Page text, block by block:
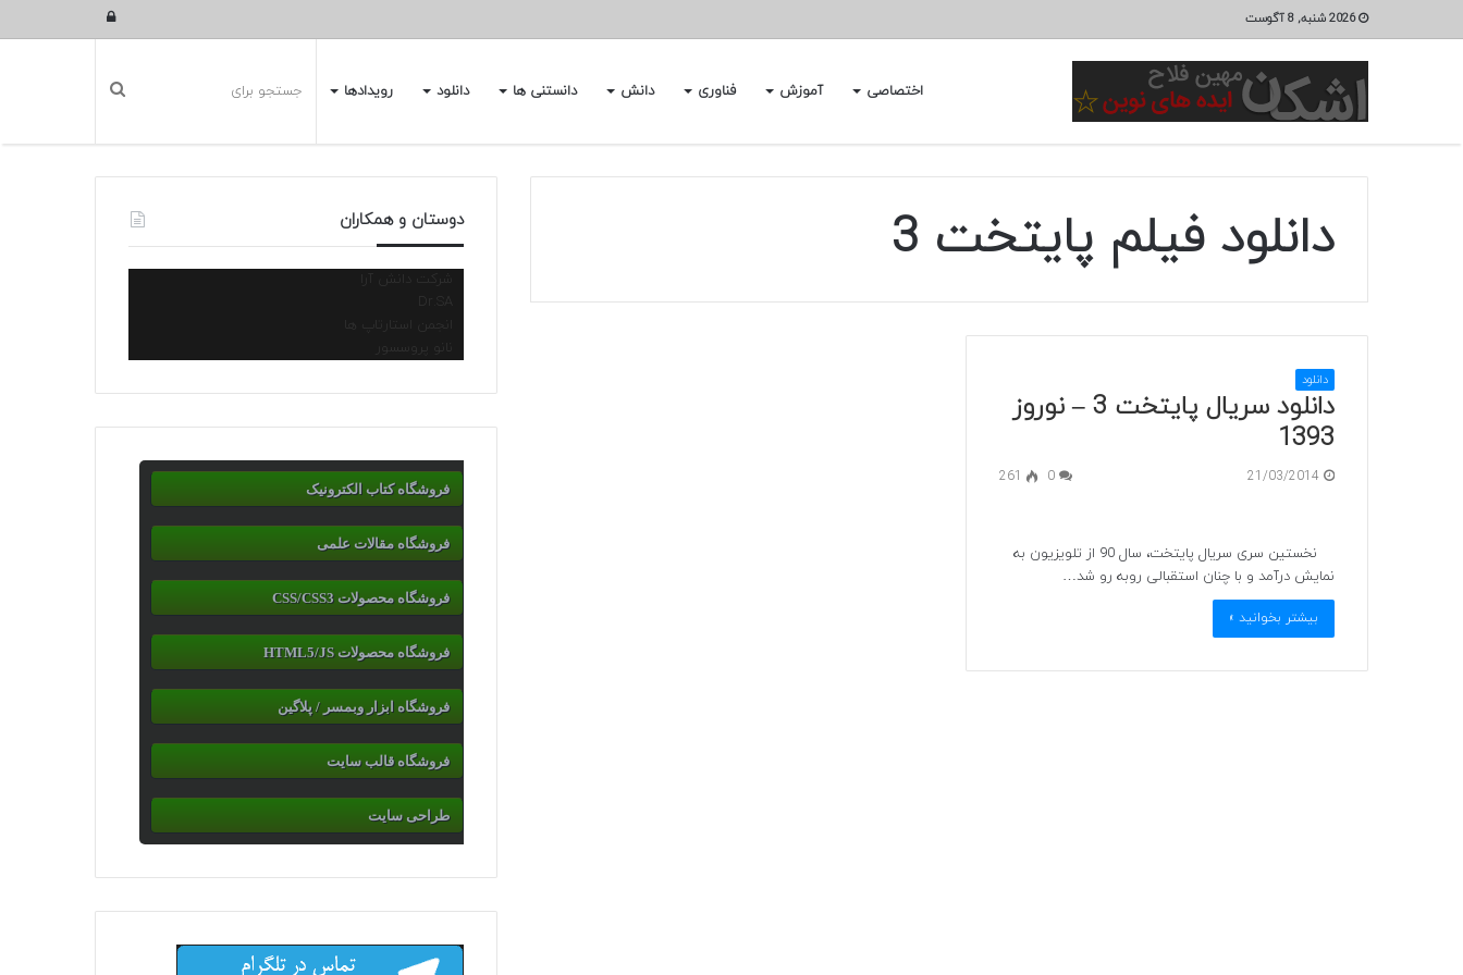
2026 شنبه, 8 آگوست ورود
اختصاصی آموزش فناوری دانش دانستنی ها دانلود رویدادها
دانلود فیلم پایتخت 3
دانلود
دانلود سریال پایتخت 3 – نوروز
1393
21/03/2014
0
261
نخستین سری سریال پایتخت، سال 90 از تلویزیون به
نمایش درآمد و با چنان استقبالی روبه رو شد…
بیشتر بخوانید »
دوستان و همکاران
شرکت دانش آرا
انجمن استارتاپ ها
نانو پروسسور
فروشگاه کتاب الکترونیک
فروشگاه مقالات علمی
فروشگاه محصولات CSS/CSS3
فروشگاه محصولات HTML5/JS
فروشگاه ابزار وبمسر / پلاگین
فروشگاه قالب سایت
طراحی سایت